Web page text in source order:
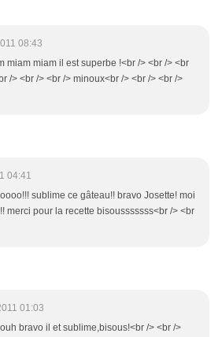
08:43
miam miam il est superbe !<br /> <br /> <br
/> <br /> <br /> minoux<br /> <br /> <br />
04:41
sublime ce gâteau!! bravo Josette! moi
merci pour la recette bisousssssss<br /> <br
01:03
bravo il et sublime,bisous!<br /> <br />